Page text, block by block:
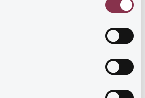
werden Erkrankungen